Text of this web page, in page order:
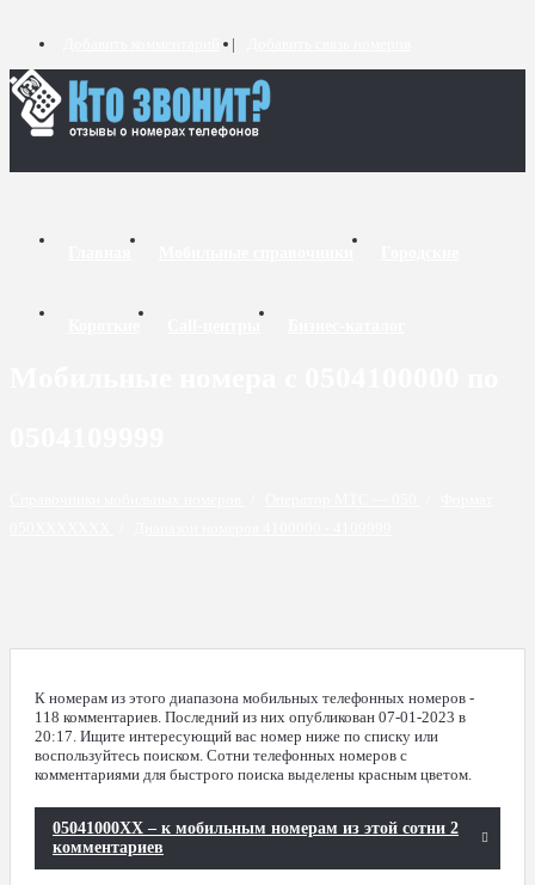
К номерам из этого диапазона мобильных телефонных номеров -
118 комментариев. Последний из них опубликован 07-01-2023 в
20:17. Ищите интересующий вас номер ниже по списку или
воспользуйтесь поиском. Сотни телефонных номеров с
комментариями для быстрого поиска выделены красным цветом.
05041000XX – к мобильным номерам из этой сотни 2
комментариев